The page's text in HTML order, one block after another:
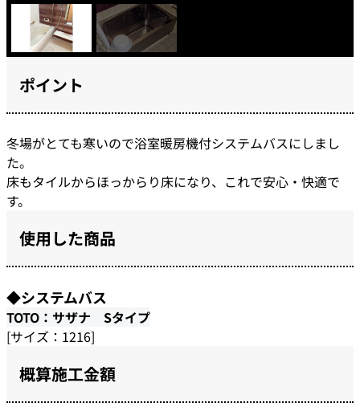
ポイント
冬場がとても寒いので浴室暖房機付システムバスにしまし
た。
床もタイルからほっからり床になり、これで安心・快適で
す。
使用した商品
◆システムバス
TOTO：サザナ Sタイプ
[サイズ：1216]
概算施工金額